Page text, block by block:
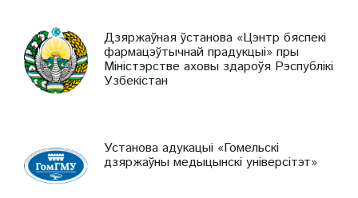
Дзяржаўная ўстанова «Цэнтр бяспекі
фармацэўтычнай прадукцыі» пры
Міністэрстве аховы здароўя Рэспублікі
Узбекістан
Установа адукацыі «Гомельскі
дзяржаўны медыцынскі універсітэт»